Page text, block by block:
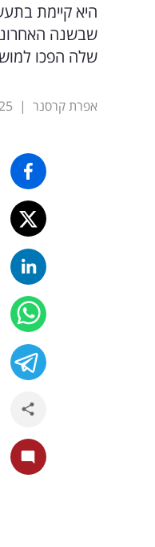
היא קיימת
שבשנה
שלה הפכו
אפרת קרסנר |